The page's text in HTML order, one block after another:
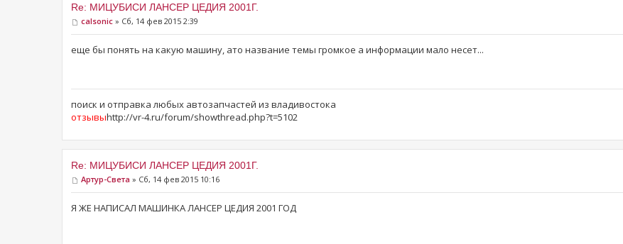
Re: МИЦУБИСИ ЛАНСЕР ЦЕДИЯ 2001Г.
calsonic » Сб, 14 фев 2015 2:39
еще бы понять на какую машину, ато название темы громкое а информации мало несет...
поиск и отправка любых автозапчастей из владивостока
отзывыhttp://vr-4.ru/forum/showthread.php?t=5102
Re: МИЦУБИСИ ЛАНСЕР ЦЕДИЯ 2001Г.
Артур-Света » Сб, 14 фев 2015 10:16
Я ЖЕ НАПИСАЛ МАШИНКА ЛАНСЕР ЦЕДИЯ 2001 ГОД